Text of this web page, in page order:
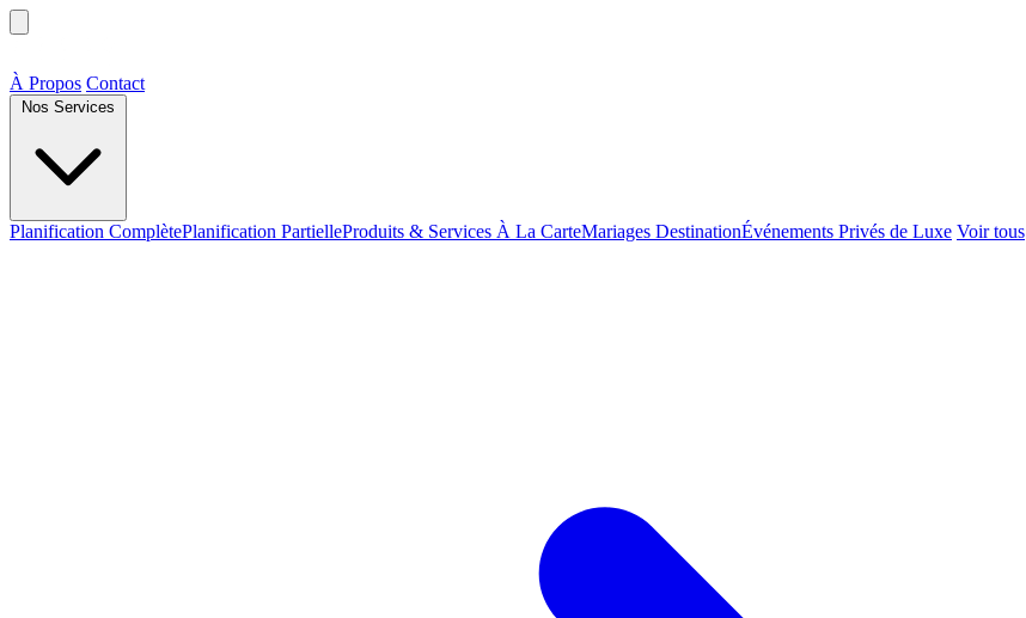
À Propos Contact
Planification ComplètePlanification PartielleProduits & Services À La CarteMariages DestinationÉvénements Privés de Luxe Voir tous